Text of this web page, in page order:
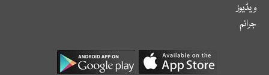
ویڈیوز
جرائم